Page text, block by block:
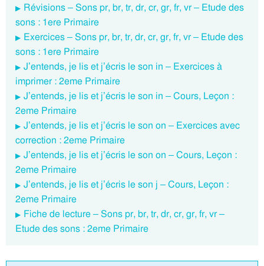
Révisions – Sons pr, br, tr, dr, cr, gr, fr, vr – Etude des
sons : 1ere Primaire
Exercices – Sons pr, br, tr, dr, cr, gr, fr, vr – Etude des
sons : 1ere Primaire
J’entends, je lis et j’écris le son in – Exercices à
imprimer : 2eme Primaire
J’entends, je lis et j’écris le son in – Cours, Leçon :
2eme Primaire
J’entends, je lis et j’écris le son on – Exercices avec
correction : 2eme Primaire
J’entends, je lis et j’écris le son on – Cours, Leçon :
2eme Primaire
J’entends, je lis et j’écris le son j – Cours, Leçon :
2eme Primaire
Fiche de lecture – Sons pr, br, tr, dr, cr, gr, fr, vr –
Etude des sons : 2eme Primaire